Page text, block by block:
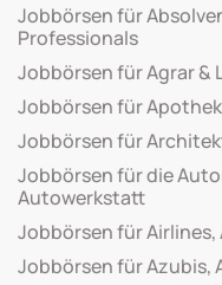
Jobbörsen für
Professionals
Jobbörsen für Agrar &
Jobbörsen für
Jobbörsen für
Jobbörsen für die
Autowerkstatt
Jobbörsen für
Jobbörsen für Azubis,